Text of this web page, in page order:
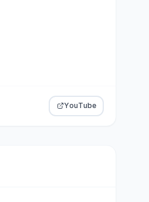
YouTube